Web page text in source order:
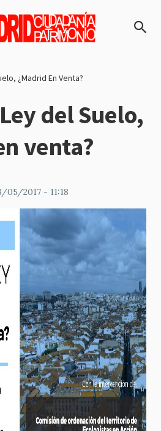
¿Madrid En Venta?
del Suelo,
venta?
05/2017 - 11:18